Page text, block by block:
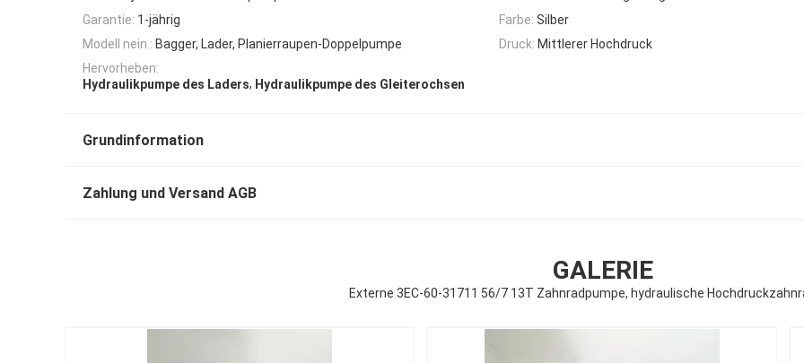
Garantie: 1-jährig Farbe: Silber
Modell nein.: Bagger, Lader, Planierraupen-Doppelpumpe Druck: Mittlerer Hochdruck
Hervorheben:
Hydraulikpumpe des Laders, Hydraulikpumpe des Gleiterochsen
Grundinformation
Zahlung und Versand AGB
GALERIE
Externe 3EC-60-31711 56/7 13T Zahnradpumpe, hydraulische